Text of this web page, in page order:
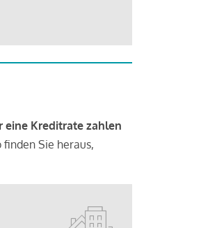
eine Kreditrate zahlen
Sie heraus,